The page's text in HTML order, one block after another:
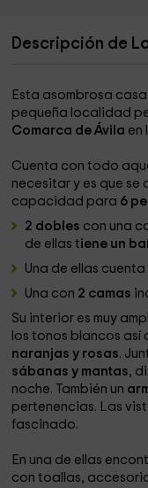
Descripción de
Esta asombrosa
pequeña localidad
Comarca de Ávila en
Cuenta con todo
necesitar y es que se
capacidad para 6
2 dobles con una
de ellas tiene un
Una de ellas cuenta
Una con 2 camas
Su interior es muy
los tonos blancos así
naranjas y rosas.
sábanas y mantas,
noche. También un
pertenencias. Las
fascinado.
En una de ellas
con toallas,